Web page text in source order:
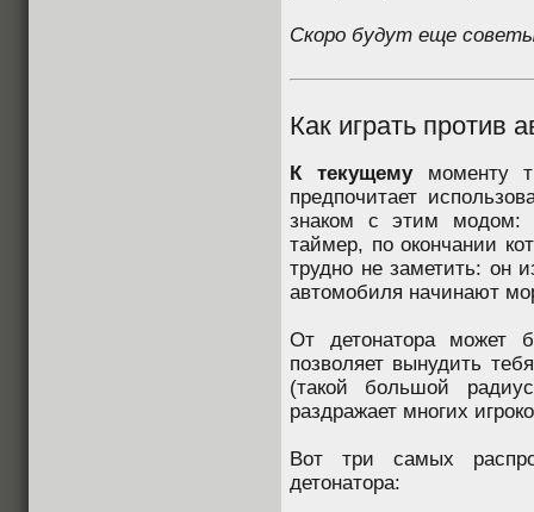
Скоро будут еще
Как играть против
К текущемумоменту
предпочитает
знаком с этим модом:
таймер, по окончании
трудно не заметить: он
автомобиля начинают
От детонатора может
позволяет вынудить
(такой большой
раздражает многих
Вот три самых
детонатора: